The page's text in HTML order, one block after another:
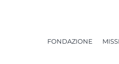
FONDAZIONE